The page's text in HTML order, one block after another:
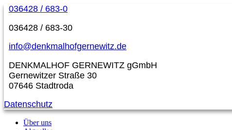
036428 / 683-0
036428 / 683-30
info@denkmalhofgernewitz.de
DENKMALHOF GERNEWITZ gGmbH
Gernewitzer Straße 30
07646 Stadtroda
Datenschutz
Über uns